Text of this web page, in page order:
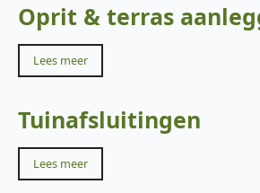
Oprit & terras
Lees meer
Tuinafsluitingen
Lees meer